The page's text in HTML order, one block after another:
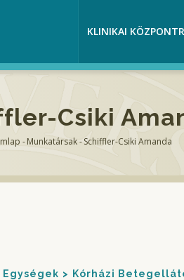
KLINIKAI
Csiki
-Munkatársak-Schiffler-Csiki Amanda
Kórházi